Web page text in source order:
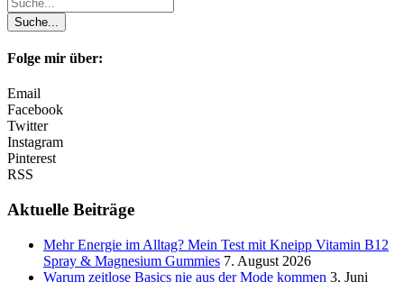
Folge mir über:
Email
Facebook
Twitter
Instagram
Pinterest
RSS
Aktuelle Beiträge
Mehr Energie im Alltag? Mein Test mit Kneipp Vitamin B12
Spray & Magnesium Gummies 7. August 2026
Warum zeitlose Basics nie aus der Mode kommen 3. Juni